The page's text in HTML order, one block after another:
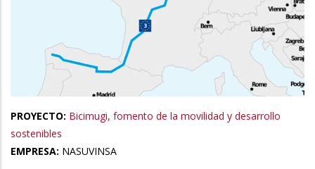
PROYECTO: Bicimugi, fomento de la movilidad y desarrollo
sostenibles
EMPRESA: NASUVINSA